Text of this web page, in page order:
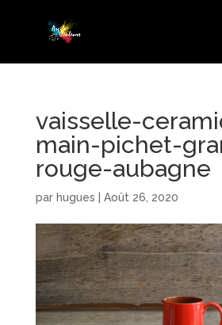
vaisselle-
main-pichet-
rouge-aubagne
par hugues Août 26, 2020